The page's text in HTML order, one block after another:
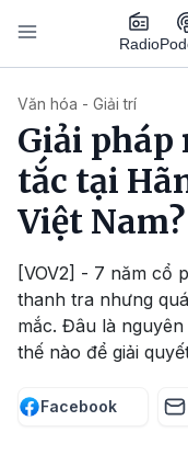
Nhảy đến nội dung
Radio
Văn hóa - Giải trí
Giải pháp
tắc tại
Việt
[VOV2] - 7 năm cổ
thanh tra nhưng
mắc. Đâu là
thế nào để giải
Facebook